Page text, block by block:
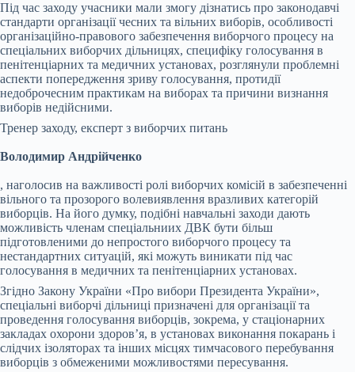
Під час заходу учасники мали змогу дізнатись про законодавчі
стандарти організації чесних та вільних виборів, особливості
організаційно-правового забезпечення виборчого процесу на
спеціальних виборчих дільницях, специфіку голосування в
пенітенціарних та медичних установах, розглянули проблемні
аспекти попередження зриву голосування, протидії
недоброчесним практикам на виборах та причини визнання
виборів недійсними.
Тренер заходу, експерт з виборчих питань
Володимир Андрійченко
, наголосив на важливості ролі виборчих комісій в забезпеченні
вільного та прозорого волевиявлення вразливих категорій
виборців. На його думку, подібні навчальні заходи дають
можливість членам спеціальниих ДВК бути більш
підготовленими до непростого виборчого процесу та
нестандартних ситуацій, які можуть виникати під час
голосування в медичних та пенітенціарних установах.
Згідно Закону України «Про вибори Президента України»,
спеціальні виборчі дільниці призначені для організації та
проведення голосування виборців, зокрема, у стаціонарних
закладах охорони здоров’я, в установах виконання покарань і
слідчих ізоляторах та інших місцях тимчасового перебування
виборців з обмеженими можливостями пересування.